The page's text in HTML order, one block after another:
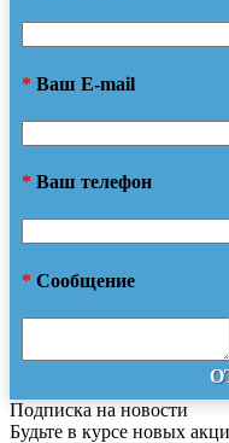
* Ваш E-mail
* Ваш телефон
* Сообщение
Подписка на новости
Будьте в курсе новых